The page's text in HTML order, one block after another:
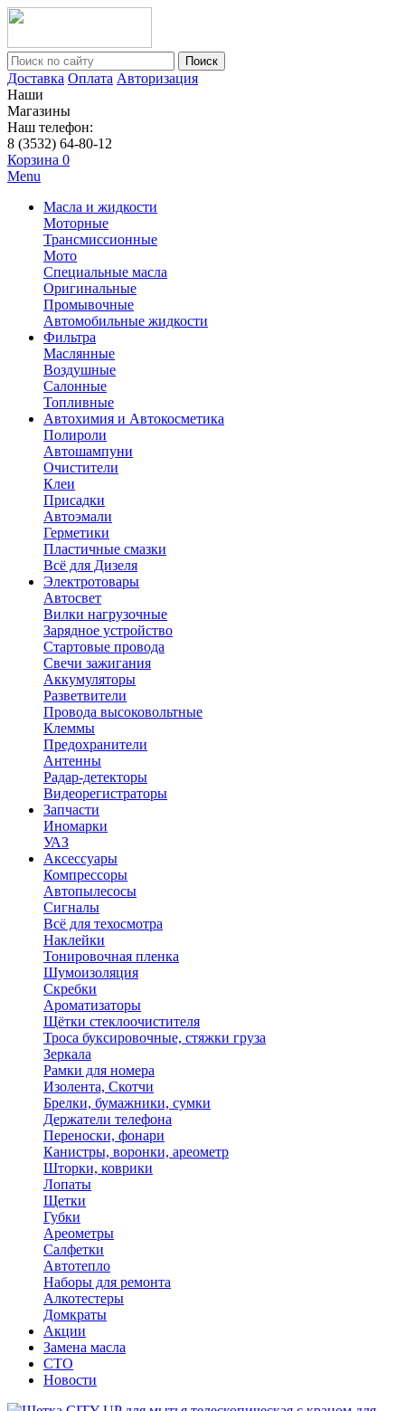
Поиск
Доставка Оплата Авторизация
Наши
Магазины
Наш телефон:
8 (3532) 64-80-12
Корзина 0
Menu
Масла и жидкости
Моторные
Трансмиссионные
Мото
Специальные масла
Оригинальные
Промывочные
Автомобильные жидкости
Фильтра
Маслянные
Воздушные
Салонные
Топливные
Автохимия и Автокосметика
Полироли
Автошампуни
Очистители
Клеи
Присадки
Автоэмали
Герметики
Пластичные смазки
Всё для Дизеля
Электротовары
Автосвет
Вилки нагрузочные
Зарядное устройство
Стартовые провода
Свечи зажигания
Аккумуляторы
Разветвители
Провода высоковольтные
Клеммы
Предохранители
Антенны
Радар-детекторы
Видеорегистраторы
Запчасти
Иномарки
УАЗ
Аксесcуары
Компрессоры
Автопылесосы
Сигналы
Всё для техосмотра
Наклейки
Тонировочная пленка
Шумоизоляция
Скребки
Ароматизаторы
Щётки стеклоочистителя
Троса буксировочные, стяжки груза
Зеркала
Рамки для номера
Изолента, Скотчи
Брелки, бумажники, сумки
Держатели телефона
Переноски, фонари
Канистры, воронки, ареометр
Шторки, коврики
Лопаты
Щетки
Губки
Ареометры
Салфетки
Автотепло
Наборы для ремонта
Алкотестеры
Домкраты
Акции
Замена масла
СТО
Новости